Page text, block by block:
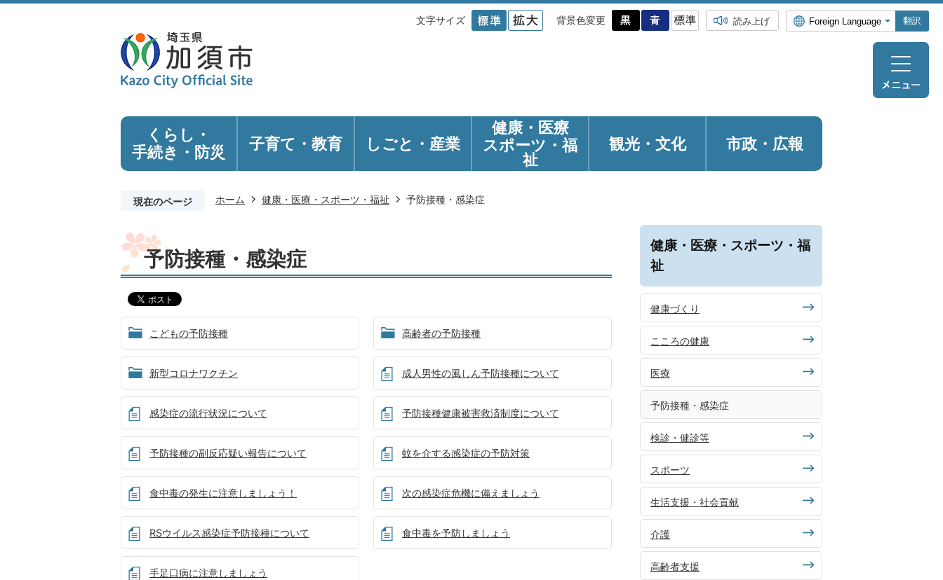
文字サイズ 背景色変更 読み上げ 翻訳
くらし・
手続き ・防災 子育て・教育 しごと・産業
健康・医療
スポーツ・福
祉
観光・ 文化 市政・広報
現在のページ ホーム 健康・医療・スポーツ・福祉 予防接種・感染症
予防接種・感染症
こどもの予防接種 高齢者の予防接種
新型コロナワクチン 成人男性の風しん予防接種について
感染症の流行状況について 予防接種健康被害救済制度について
予防接種の副反応疑い報告について 蚊を介する感染症の予防対策
食中毒の発生に注意しましょう！ 次の感染症危機に備えましょう
RSウイルス感染症予防接種について 食中毒を予防しましょう
手足口病に注意しましょう
健康・医療・スポーツ・福
祉
健康づくり
こころの健康
医療
予防接種・感染症
検診・健診等
スポーツ
生活支援・社会貢献
介護
高齢者支援